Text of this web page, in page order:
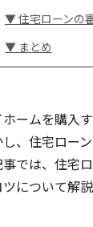
▼ 住宅ローンの
▼ まとめ
ームを購入
し、住宅ロー
では、住宅
について解説